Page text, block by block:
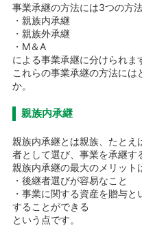
事業承継の方法には3つの方法
・親族内承継
・親族外承継
・M＆A
による事業承継に分けられま
これらの事業承継の方法には
か。
親族内承継
親族内承継とは親族、たとえ
者として選び、事業を承継す
親族内承継の最大のメリット
・後継者選びが容易なこと
・事業に関する資産を贈与
することができる
という点です。